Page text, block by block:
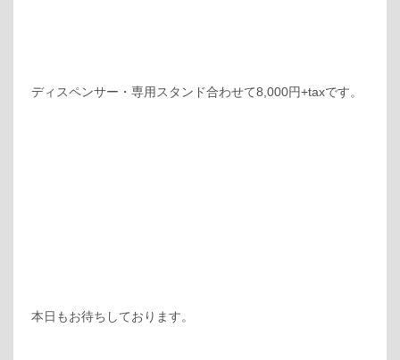
ディスペンサー・専用スタンド合わせて8,000円+taxです。
本日もお待ちしております。